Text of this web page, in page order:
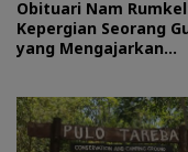
Obituari Nam
Kepergian Seorang
yang Mengajarkan